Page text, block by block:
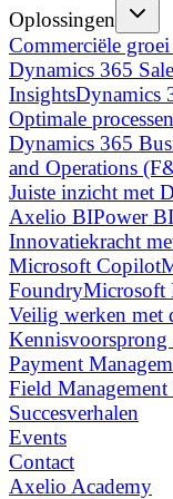
Oplossingen
Commerciële
Dynamics 365
InsightsDynamics
Optimale
Dynamics 365
and Operations
Juiste inzicht met
Axelio BIPower
Innovatiekracht
Microsoft Copilot
FoundryMicrosoft
Veilig werken met
Payment
Field
Succesverhalen
Events
Contact
Axelio Academy